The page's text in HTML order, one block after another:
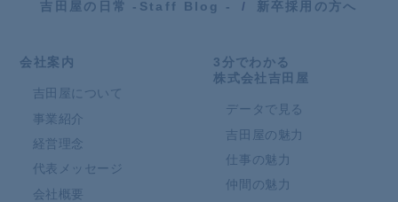
吉田屋の日常 -Staff Blog - 新卒採用の方へ
会社案内
吉田屋について
事業紹介
経営理念
代表メッセージ
会社概要
3分でわかる
株式会社吉田屋
データで見る
吉田屋の魅力
仕事の魅力
仲間の魅力